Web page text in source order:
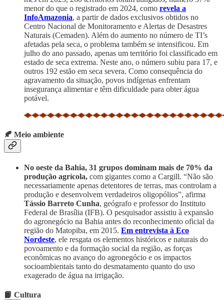
menor do que o registrado em 2024, como revela a
InfoAmazonia, a partir de dados exclusivos obtidos no
Centro Nacional de Monitoramento e Alertas de Desastres
Naturais (Cemaden). Além do aumento no número de TI’s
afetadas pela seca, o problema também se intensificou. Em
julho do ano passado, apenas um território foi classificado em
estado de seca extrema. Neste ano, o número subiu para 17, e
outros 192 estão em seca severa. Como consequência do
agravamento da situação, povos indígenas enfrentam
insegurança alimentar e têm dificuldade para obter água
potável.
🍂 Meio ambiente
No oeste da Bahia, 31 grupos dominam mais de 70% da
produção agrícola, com gigantes como a Cargill. “Não são
necessariamente apenas detentores de terras, mas controlam a
produção e desenvolvem verdadeiros oligopólios”, afirma
Tássio Barreto Cunha, geógrafo e professor do Instituto
Federal de Brasília (IFB). O pesquisador assistiu à expansão
do agronegócio na Bahia antes do reconhecimento oficial da
região do Matopiba, em 2015. Em entrevista à Eco
Nordeste, ele resgata os elementos históricos e naturais do
povoamento e da formação social da região, as forças
econômicas no avanço do agronegócio e os impactos
socioambientais tanto do desmatamento quanto do uso
exagerado de água na irrigação.
📙 Cultura